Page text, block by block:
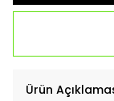
Ürün